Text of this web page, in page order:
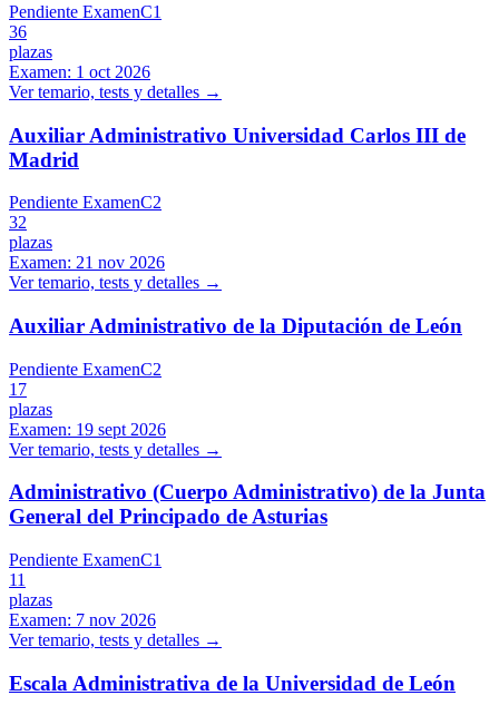
Pendiente ExamenC1
36
plazas
Examen: 1 oct 2026
Ver temario, tests y detalles →
Auxiliar Administrativo Universidad Carlos III de
Madrid
Pendiente ExamenC2
32
plazas
Examen: 21 nov 2026
Ver temario, tests y detalles →
Auxiliar Administrativo de la Diputación de León
Pendiente ExamenC2
17
plazas
Examen: 19 sept 2026
Ver temario, tests y detalles →
Administrativo (Cuerpo Administrativo) de la Junta
General del Principado de Asturias
Pendiente ExamenC1
11
plazas
Examen: 7 nov 2026
Ver temario, tests y detalles →
Escala Administrativa de la Universidad de León